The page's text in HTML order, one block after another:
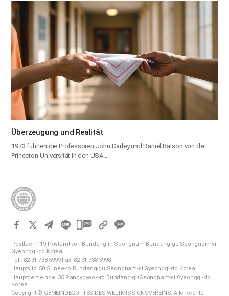
Überzeugung und Realität
1973 führten die Professoren John Darley und Daniel Batson von der
Princeton-Universität in den USA…
카
공
Postfach 119 Postamt von Bundang in Seongnam Bundang-gu Seongnam-si
Gyeonggi-do Korea
Tel.: 82-31-738-5999 Fax: 82-31-738-5998
Hauptsitz: 50 Sunae-ro Bundang-gu Seongnam-si Gyeonggi-do Korea
Hauptgemeinde: 35 Pangyoyeok-ro Bundang-guSeongnam-si Gyeonggi-do
Korea
Copyright © GEMEINDEGOTTES DES WELTMISSIONSVEREINS. Alle Rechte